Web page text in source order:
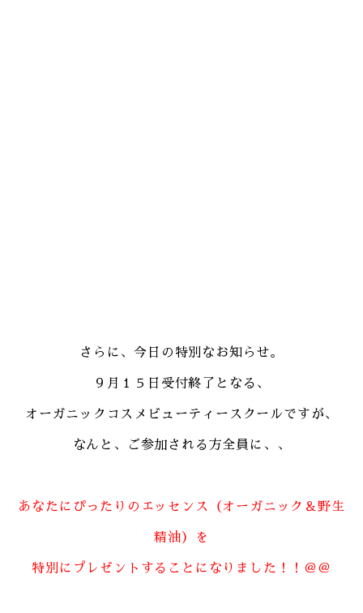
さらに、今日の特別なお知らせ。
９月１５日受付終了となる、
オーガニックコスメビューティースクールですが、
なんと、ご参加される方全員に、、
あなたにぴったりのエッセンス（オーガニック＆野生
精油）を
特別にプレゼントすることになりました！！＠＠